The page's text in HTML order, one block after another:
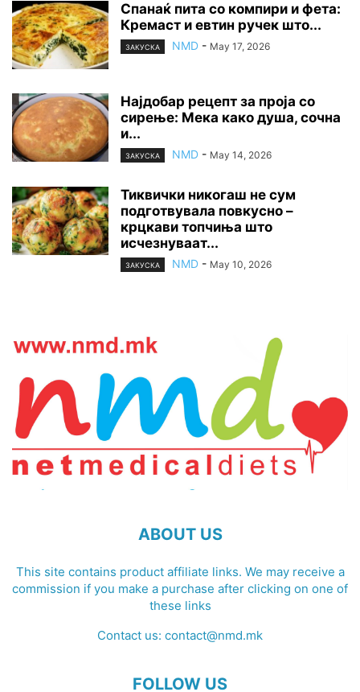
Спанаќ пита со компири и фета:
Кремаст и евтин ручек што...
ЗАКУСКА NMD - May 17, 2026
Најдобар рецепт за проја со
сирење: Мека како душа, сочна
и...
ЗАКУСКА NMD - May 14, 2026
Тиквички никогаш не сум
подготвувала повкусно –
крцкави топчиња што
исчезнуваат...
ЗАКУСКА NMD - May 10, 2026
ABOUT US
This site contains product affiliate links. We may receive a
commission if you make a purchase after clicking on one of
these links
Contact us: contact@nmd.mk
FOLLOW US